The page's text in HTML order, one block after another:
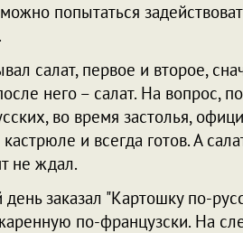
попытаться
салат, первое и второе,
него – салат. На вопрос,
во время застолья,
и всегда готов. А
не ждал.
заказал "Картошку по-
по-французски. На